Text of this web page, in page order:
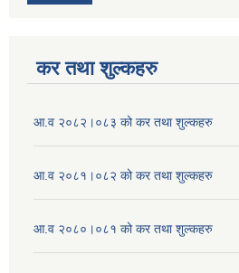
कर तथा शुल्कहरु
आ.व २०८२।०८३ को कर तथा शुल्कहरु
आ.व २०८१।०८२ को कर तथा शुल्कहरु
आ.व २०८०।०८१ को कर तथा शुल्कहरु